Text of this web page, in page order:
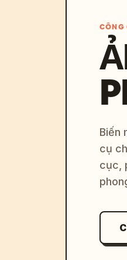
CÔNG
Biến
cụ
cục,